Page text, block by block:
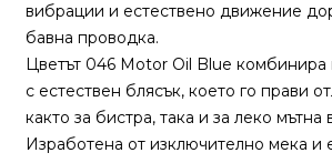
За
нас
Контакти
Поръчка
вибрации и естествено движение
бавна проводка.
Цветът 046 Motor Oil Blue
с естествен блясък, което го прави
както за бистра, така и за леко мътна
Изработена от изключително мека и